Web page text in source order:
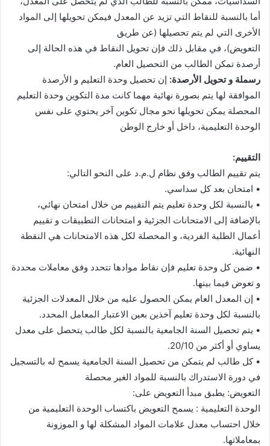
أما بالنسبة للنقاط التي تزيد عن المعدل فيمكن تحويلها إلى المواد
الأخرى التي لم يتم تحصيلها (عن طريق
التعويض)، في مقابل ذلك فإن تحويل النقاط في هذه الحالة إلى
أرصدة تمكن الطالب من التحصيل العام.
رسملة و تحويل الأرصدة: إن تحصيل وحدة التعليم و الأرصدة
الموافقة لها يتم بصورة نهائية مهما كانت مدة التكوين وحدة التعليم
المحصلة يمكن تحويلها نحو مجال تكوين آخر يحتوي على نفس
الوحدة التعليمية، داخل أو خارج الوطن
التقييم:
يتم تقييم الطالب وفق نظام ل.م.د على النحو التالي:
• امتحان بعد كل سداسي.
• بالنسبة لكل وحدة تعليم يتم التقييم من خلال امتحان نهائي،
بالإضافة إلى الامتحانات الجزئية و امتحانات التطبيقات و تقييم
أعمال الطلبة الفردية، و المحصلة لكل هذه الامتحانات هي النقطة
النهائية.
• ضمن كل وحدة تعليم فإن نقاط موادها تتحدد وفق معاملات محددة
و تعوض فيما بينها.
• إن المعدل العام يمكن الحصول عليه من خلال المعدلات الجزئية
بالنسبة لكل وحدة تعليم آخذين بعين الاعتبار المعامل المحدد.
• يتم تحصيل السنة الجامعية بالنسبة لكل طالب يتحصل على معدل
يساوي أو أكثر من 20/10.
• كل طالب لم يتمكن من تحصيل السنة الجامعية يسمح له بالتسجيل
في دورة الاستدراك بالنسبة للمواد الغير محصلة
التعويض: يطبق مبدأ التعويض على:
الوحدة التعليمية : يسمح التعويض باكتساب الوحدة التعليمية من
خلال احتساب معدل علامات المواد المشكلة لها و الموزونة
بمعاملاتها.